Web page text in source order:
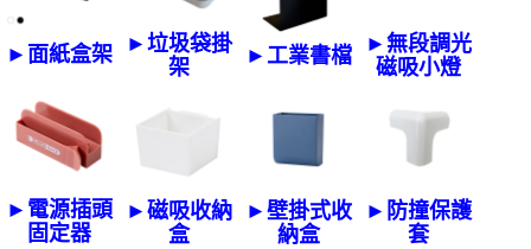
►面紙盒架
►垃圾袋掛
架
►工業書檔
►無段調光
磁吸小燈
►電源插頭
固定器
►磁吸收納
盒
►壁掛式收
納盒
►防撞保護
套